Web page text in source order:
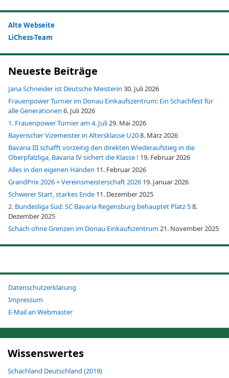
Alte Webseite
LiChess-Team
Neueste Beiträge
Jana Schneider ist Deutsche Meisterin 30. Juli 2026
Frauenpower Turnier im Donau Einkaufszentrum: Ein Schachfest für
alle Generationen 6. Juli 2026
1. Frauenpower Turnier am 4. Juli29. Mai 2026
Bayerischer Vizemeister in Altersklasse U208. März 2026
Bavaria III schafft vorzeitig den direkten Wiederaufstieg in die
Oberpfalzliga, Bavaria IV sichert die Klasse ! 19. Februar 2026
Alles in den eigenen Händen 11. Februar 2026
GrandPrix 2026 + Vereinsmeisterschaft 2026 19. Januar 2026
Schwerer Start, starkes Ende 11. Dezember 2025
2. Bundesliga Süd: SC Bavaria Regensburg behauptet Platz 58.
Dezember 2025
Schach ohne Grenzen im Donau Einkaufszentrum21. November 2025
Datenschutzerklärung
Impressum
E-Mail an Webmaster
Wissenswertes
Schachland Deutschland (2019)